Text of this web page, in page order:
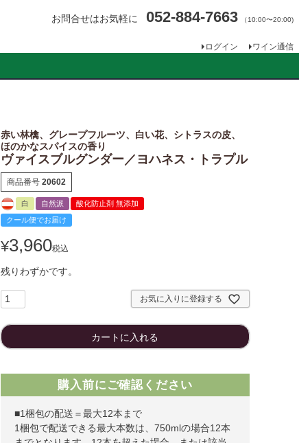
お問合せはお気軽に 052-884-7663 （10:00〜20:00)
ログイン ワイン通信
赤い林檎、グレープフルーツ、白い花、シトラスの皮、
ほのかなスパイスの香り
ヴァイスブルグンダー／ヨハネス・トラプル
商品番号 20602
白 自然派
酸化防止剤 無添加
クール便でお届け
¥3,960税込
残りわずかです。
お気に入りに登録する
カートに入れる
購入前にご確認ください
■1梱包の配送＝最大12本まで
1梱包で配送できる最大本数は、750mlの場合12本